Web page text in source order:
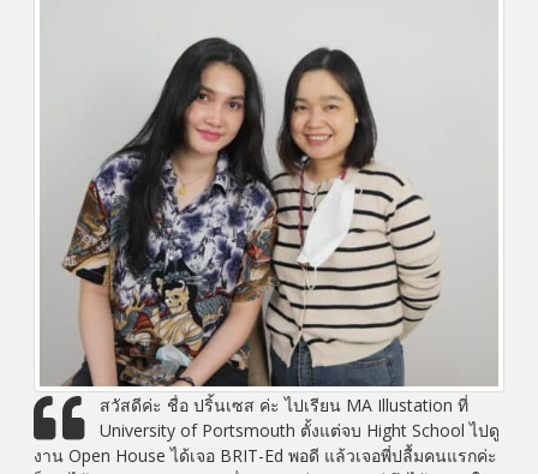
สวัสดีค่ะ ชื่อ ปริ้นเซส ค่ะ ไปเรียน MA Illustation ที่
University of Portsmouth ตั้งแต่จบ Hight School ไปดู
งาน Open House ได้เจอ BRIT-Ed พอดี แล้วเจอพี่ปลื้มคนแรกค่ะ